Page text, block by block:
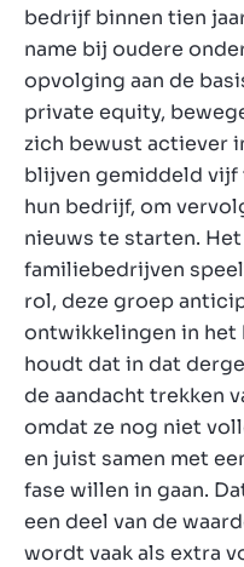
bedrijf binnen tien
name bij oudere
opvolging aan de
private equity,
zich bewust actiever
blijven gemiddeld vijf
hun bedrijf, om
nieuws te starten.
familiebedrijven
rol, deze groep
ontwikkelingen in het
houdt dat in dat
de aandacht trekken
omdat ze nog niet
en juist samen met
fase willen in gaan.
een deel van de
wordt vaak als extra